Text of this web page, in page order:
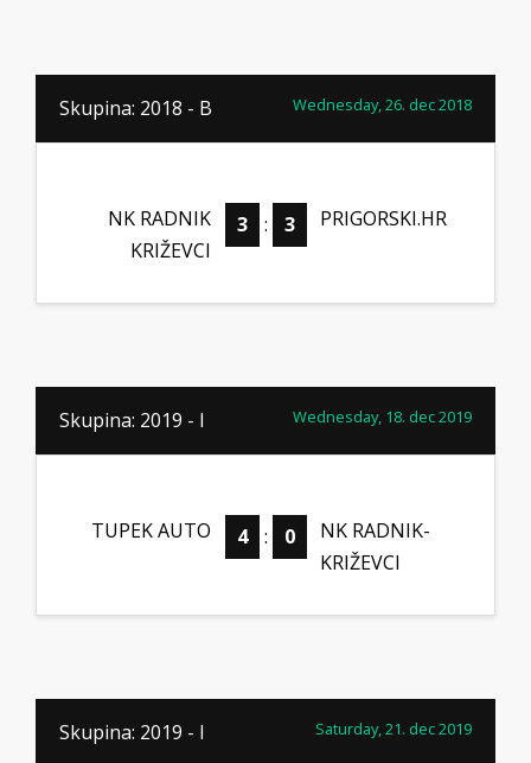
Skupina: 2018 - B Wednesday, 26. dec 2018
NK RADNIK
KRIŽEVCI
3 : 3 PRIGORSKI.HR
Skupina: 2019 - I Wednesday, 18. dec 2019
TUPEK AUTO 4 : 0
NK RADNIK-
KRIŽEVCI
Skupina: 2019 - I Saturday, 21. dec 2019